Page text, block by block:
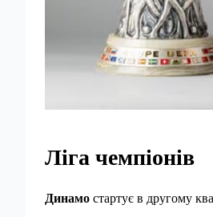
Ліга чемпіонів
Динамо стартує в другому